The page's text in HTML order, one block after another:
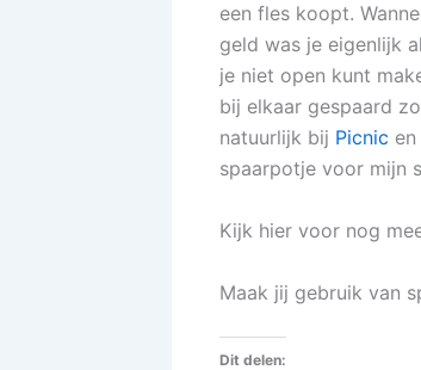
een fles koopt.
geld was je eigenlijk
je niet open kunt
bij elkaar gespaard
natuurlijk bij Picnic
spaarpotje voor mijn
Kijk hier voor nog
Maak jij gebruik van
Dit delen: